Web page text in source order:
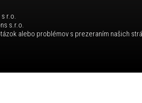
s r.o.
s.r.o.
alebo problémov s prezeraním našich